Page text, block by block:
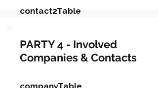
contact2Table
Field Value
Name
Position
PARTY 4 - Involved
Companies & Contacts
companyTable